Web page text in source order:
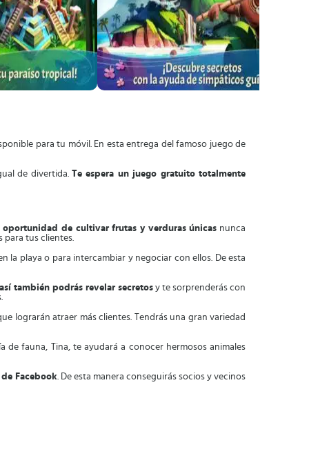
para tu móvil. En esta entrega del famoso juego de
de divertida. Te espera un juego gratuito totalmente
oportunidad de cultivar frutas y verduras únicas nunca
para tus clientes.
la playa o para intercambiar y negociar con ellos. De esta
también podrás revelar secretos y te sorprenderás con
lograrán atraer más clientes. Tendrás una gran variedad
de fauna, Tina, te ayudará a conocer hermosos animales
Facebook. De esta manera conseguirás socios y vecinos